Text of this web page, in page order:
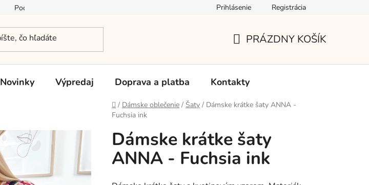
Podmienky ochrany osobných údajov Používanie súborov Cookies Reklamačný poriadok
Prihlásenie Registrácia
KOŠÍK
PRÁZDNY KOŠÍK
Novinky Výpredaj Doprava a platba Kontakty
Domov
/ Dámske oblečenie / Šaty / Dámske krátke šaty ANNA -
Fuchsia ink
Dámske krátke šaty
ANNA - Fuchsia ink